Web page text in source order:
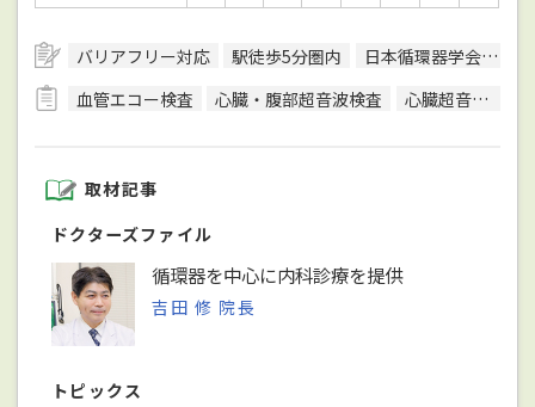
バリアフリー対応 駅徒歩5分圏内
日本循環器学会循環器専門医
血管エコー検査
心臓・腹部超音波検査 心臓超音波（エコー）検査
取材記事
ドクターズファイル
循環器を中心に内科診療を提供
吉田 修 院長
トピックス